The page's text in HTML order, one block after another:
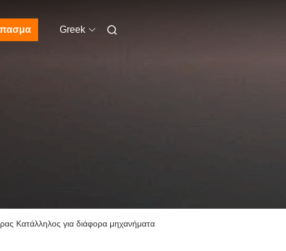
Greek
Κατάλληλος για διάφορα μηχανήματα